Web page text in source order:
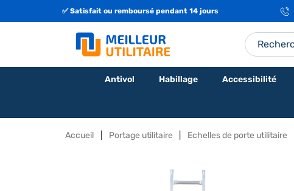
✅ Satisfait ou remboursé pendant 14 jours
🇫🇷 Fabrication Française ou Européenne
Antivol Habillage Accessibilité
Accueil Portage utilitaire Echelles de porte utilitaire